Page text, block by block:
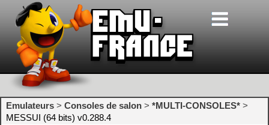
Emulateurs > Consoles de salon > *MULTI-CONSOLES* >
MESSUI (64 bits) v0.288.4